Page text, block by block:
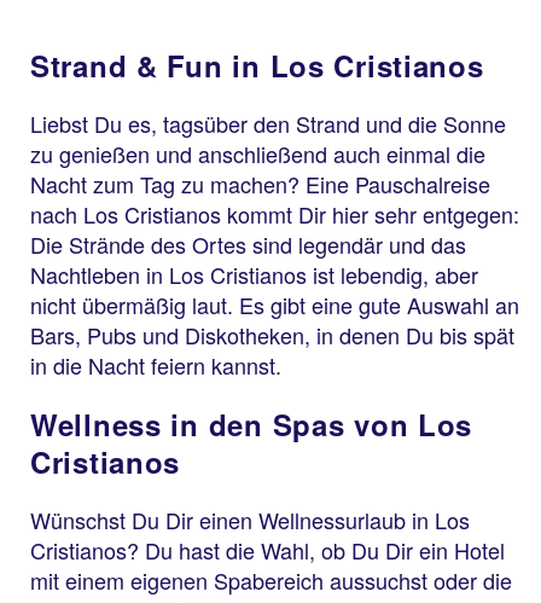
Strand & Fun in Los Cristianos
Liebst Du es, tagsüber den Strand und die Sonne
zu genießen und anschließend auch einmal die
Nacht zum Tag zu machen? Eine Pauschalreise
nach Los Cristianos kommt Dir hier sehr entgegen:
Die Strände des Ortes sind legendär und das
Nachtleben in Los Cristianos ist lebendig, aber
nicht übermäßig laut. Es gibt eine gute Auswahl an
Bars, Pubs und Diskotheken, in denen Du bis spät
in die Nacht feiern kannst.
Wellness in den Spas von Los
Cristianos
Wünschst Du Dir einen Wellnessurlaub in Los
Cristianos? Du hast die Wahl, ob Du Dir ein Hotel
mit einem eigenen Spabereich aussuchst oder die